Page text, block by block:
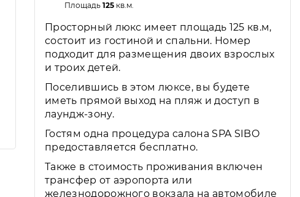
Площадь125 кв.м.
Просторный люкс имеет площадь 125 кв.м,
состоит из гостиной и спальни. Номер
подходит для размещения двоих взрослых
и троих детей.
Поселившись в этом люксе, вы будете
иметь прямой выход на пляж и доступ в
лаундж-зону.
Гостям одна процедура салона SPA SIBO
предоставляется бесплатно.
Также в стоимость проживания включен
трансфер от аэропорта или
железнодорожного вокзала на автомобиле